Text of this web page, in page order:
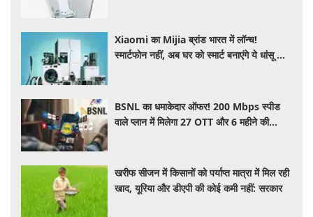
Xiaomi का Mijia ब्रांड भारत में लॉन्च!
स्मार्टफोन नहीं, अब घर को स्मार्ट बनाएंगे ये धांसू होम
BSNL का धमाकेदार ऑफर! 200 Mbps स्पीड
वाले प्लान में मिलेगा 27 OTT और 6 महीने की
खरीफ सीजन में किसानों को पर्याप्त मात्रा में मिल रही
खाद, यूरिया और डीएपी की कोई कमी नहीं: सरकार